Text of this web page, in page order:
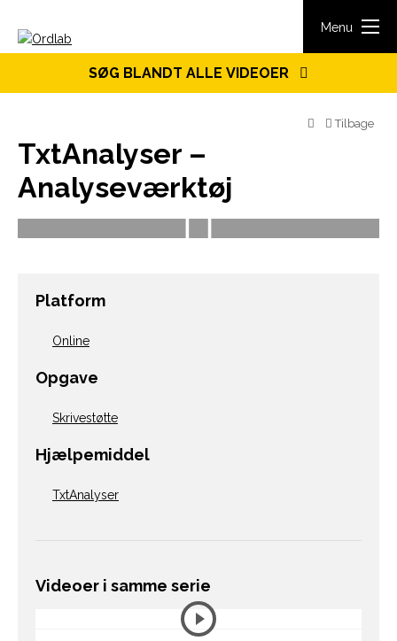
Menu
SØG BLANDT ALLE VIDEOER
Tilbage
TxtAnalyser –
Analyseværktøj
Platform
Online
Opgave
Skrivestøtte
Hjælpemiddel
TxtAnalyser
Videoer i samme serie